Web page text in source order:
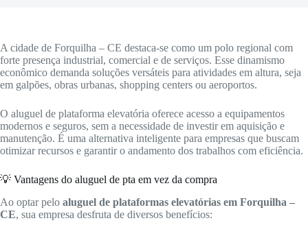
A cidade de Forquilha – CE destaca-se como um polo regional com
forte presença industrial, comercial e de serviços. Esse dinamismo
econômico demanda soluções versáteis para atividades em altura, seja
em galpões, obras urbanas, shopping centers ou aeroportos.
O aluguel de plataforma elevatória oferece acesso a equipamentos
modernos e seguros, sem a necessidade de investir em aquisição e
manutenção. É uma alternativa inteligente para empresas que buscam
otimizar recursos e garantir o andamento dos trabalhos com eficiência.
💡 Vantagens do aluguel de pta em vez da compra
Ao optar pelo aluguel de plataformas elevatórias em Forquilha –
CE, sua empresa desfruta de diversos benefícios: